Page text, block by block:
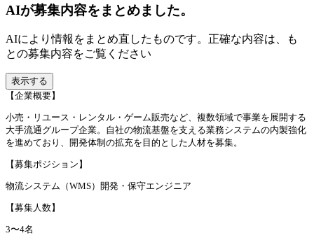
AIが募集内容をまとめました。
AIにより情報をまとめ直したものです。正確な内容は、も
との募集内容をご覧ください
表示する
【企業概要】
小売・リユース・レンタル・ゲーム販売など、複数領域で事業を展開する
大手流通グループ企業。自社の物流基盤を支える業務システムの内製強化
を進めており、開発体制の拡充を目的とした人材を募集。
【募集ポジション】
物流システム（WMS）開発・保守エンジニア
【募集人数】
3〜4名